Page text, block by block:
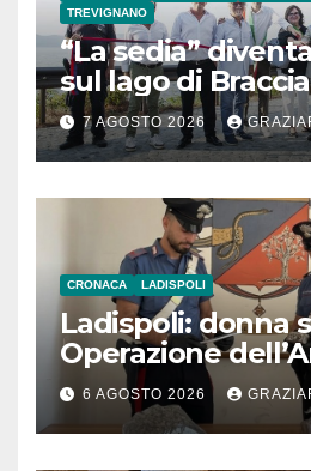
TREVIGNANO
“La sedia”
sul lago di
l’inaugurazione
7 AGOSTO 2026
CRONACA LADISPOLI
Ladispoli: donna
Operazione
6 AGOSTO 2026